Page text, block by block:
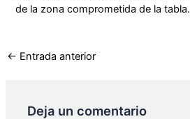
de la zona comprometida de la tabla.
← Entrada anterior
Deja un comentario